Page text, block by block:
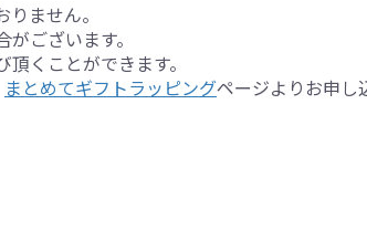
ません。
ございます。
くことができます。
まとめてギフトラッピングページよりお申し